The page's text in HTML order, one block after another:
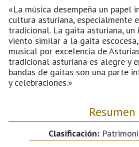
«La música desempeña un papel
cultura asturiana, especialmente
tradicional. La gaita asturiana,
viento similar a la gaita
musical por excelencia de
tradicional asturiana es alegre y
bandas de gaitas son una parte
y celebraciones.»
Resumen
Clasificación: